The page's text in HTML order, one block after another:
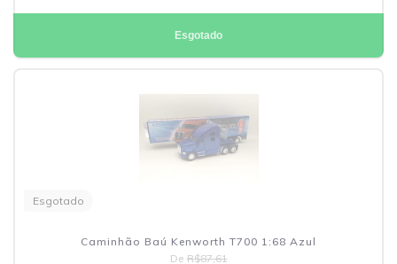
Esgotado
Esgotado
Caminhão Baú Kenworth T700 1:68 Azul
De R$87,61